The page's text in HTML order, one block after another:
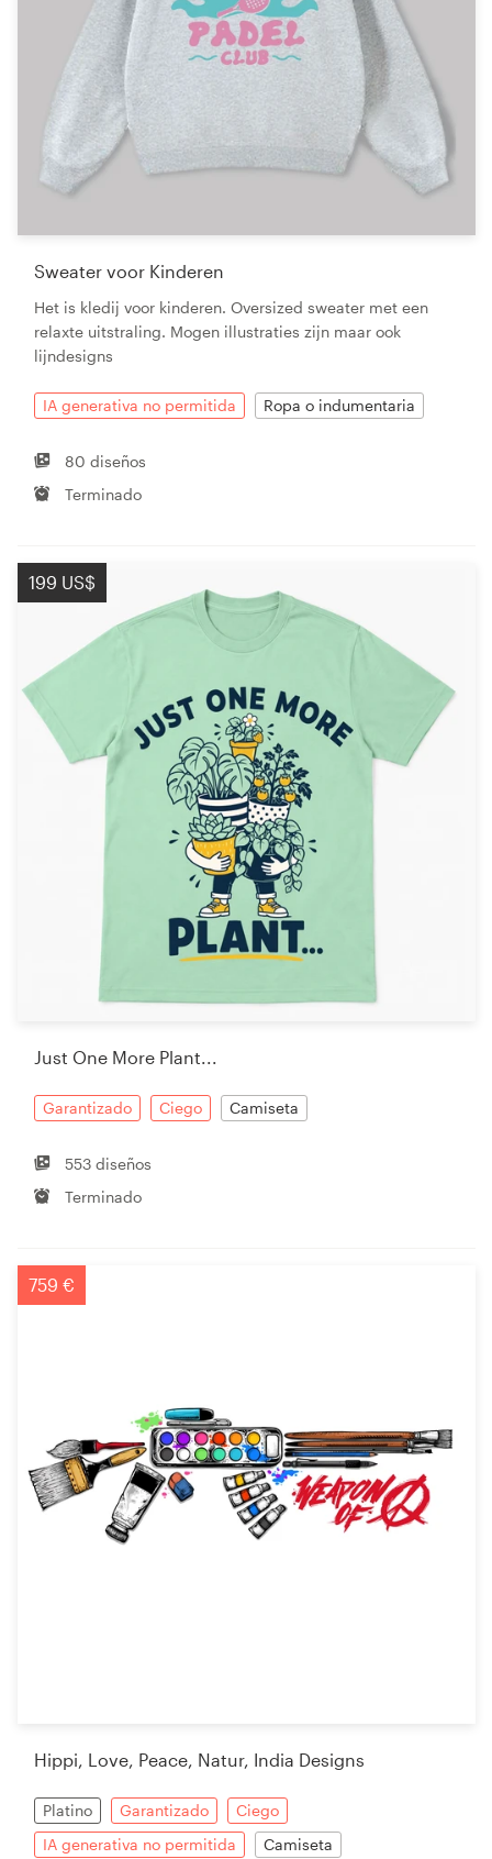
Sweater voor Kinderen
Het is kledij voor kinderen. Oversized sweater met een
relaxte uitstraling. Mogen illustraties zijn maar ook
lijndesigns
IA generativa no permitida Ropa o indumentaria
80 diseños
Terminado
199 US$
Just One More Plant...
Garantizado Ciego Camiseta
553 diseños
Terminado
759 €
Hippi, Love, Peace, Natur, India Designs
Platino Garantizado
Ciego
IA generativa no permitida
Camiseta